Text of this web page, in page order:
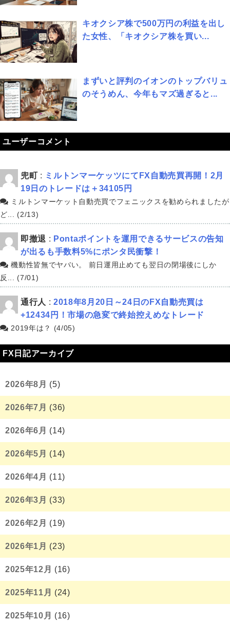
キオクシア株で500万円の利益を出し
た女性、「キオクシア株を買い...
まずいと評判のイオンのトップバリュ
のそうめん、今年もマズ過ぎると...
ユーザーコメント
兜町 : ミルトンマーケッツにてFX自動売買再開！2月
19日のトレードは＋34105円
ミルトンマーケット自動売買でフェニックスを勧められましたが
ど... (2/13)
即撤退 : Pontaポイントを運用できるサービスの告知
が出るも手数料5%にポンタ民衝撃！
機動性皆無でヤバい。 前日運用止めても翌日の閉場後にしか
反... (7/01)
通行人 : 2018年8月20日～24日のFX自動売買は
+12434円！市場の急変で終始控えめなトレード
2019年は？ (4/05)
FX日記アーカイブ
2026年8月 (5)
2026年7月 (36)
2026年6月 (14)
2026年5月 (14)
2026年4月 (11)
2026年3月 (33)
2026年2月 (19)
2026年1月 (23)
2025年12月 (16)
2025年11月 (24)
2025年10月 (16)